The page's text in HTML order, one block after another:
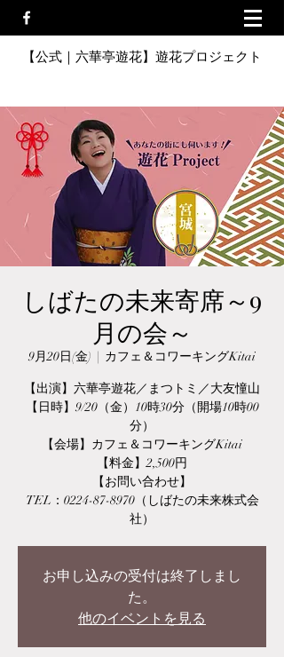
【公式｜六華亭遊花】遊花プロジェクト
しばたの未来寄席～9
月の会～
9月20日(金)
  |
カフェ＆コワーキングKitai
【出演】六華亭遊花／まつトミ／大友憧山
【日時】9/20（金）10時30分（開場10時00
分）
【会場】カフェ＆コワーキングKitai
【料金】2,500円
【お問い合わせ】
TEL：0224-87-8970（しばたの未来株式会
社）
お申し込みの受付は終了しまし
た。
他のイベントを見る